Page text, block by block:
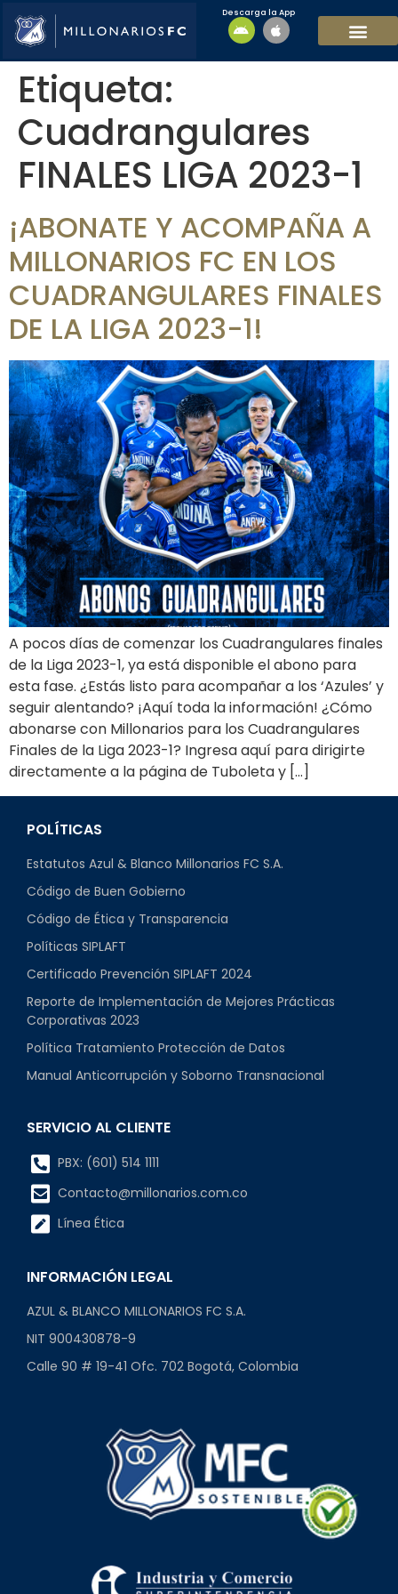
Descarga la App
Etiqueta:
Cuadrangulares
FINALES LIGA 2023-1
¡ABONATE Y ACOMPAÑA A
MILLONARIOS FC EN LOS
CUADRANGULARES FINALES
DE LA LIGA 2023-1!
A pocos días de comenzar los Cuadrangulares finales
de la Liga 2023-1, ya está disponible el abono para
esta fase. ¿Estás listo para acompañar a los ‘Azules’ y
seguir alentando? ¡Aquí toda la información! ¿Cómo
abonarse con Millonarios para los Cuadrangulares
Finales de la Liga 2023-1? Ingresa aquí para dirigirte
directamente a la página de Tuboleta y […]
POLÍTICAS
Estatutos Azul & Blanco Millonarios FC S.A.
Código de Buen Gobierno
Código de Ética y Transparencia
Políticas SIPLAFT
Certificado Prevención SIPLAFT 2024
Reporte de Implementación de Mejores Prácticas
Corporativas 2023
Política Tratamiento Protección de Datos
Manual Anticorrupción y Soborno Transnacional
SERVICIO AL CLIENTE
PBX: (601) 514 1111
Contacto@millonarios.com.co
Línea Ética
INFORMACIÓN LEGAL
AZUL & BLANCO MILLONARIOS FC S.A.
NIT 900430878-9
Calle 90 # 19-41 Ofc. 702 Bogotá, Colombia